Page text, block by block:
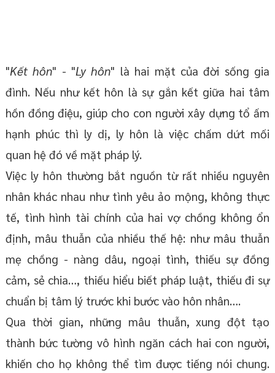
"Kết hôn" - "Ly hôn" là hai mặt của đời sống gia
đình. Nếu như kết hôn là sự gắn kết giữa hai tâm
hồn đồng điệu, giúp cho con người xây dựng tổ ấm
hạnh phúc thì ly dị, ly hôn là việc chấm dứt mối
quan hệ đó về mặt pháp lý.
Việc ly hôn thường bắt nguồn từ rất nhiều nguyên
nhân khác nhau như tình yêu ảo mộng, không thực
tế, tình hình tài chính của hai vợ chồng không ổn
định, mâu thuẫn của nhiều thế hệ: như mâu thuẫn
mẹ chồng - nàng dâu, ngoại tình, thiếu sự đồng
cảm, sẻ chia…, thiếu hiểu biết pháp luật, thiếu đi sự
chuẩn bị tâm lý trước khi bước vào hôn nhân….
Qua thời gian, những mâu thuẫn, xung đột tạo
thành bức tường vô hình ngăn cách hai con người,
khiến cho họ không thể tìm được tiếng nói chung.